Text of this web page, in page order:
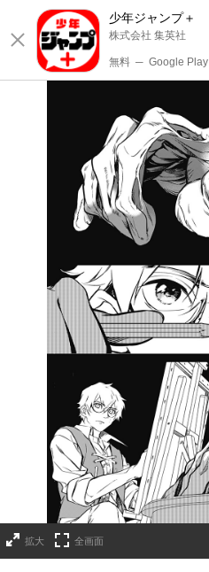
少年ジャンプ＋
株式会社 集英社
無料 ─ Google Play
拡大 全画面